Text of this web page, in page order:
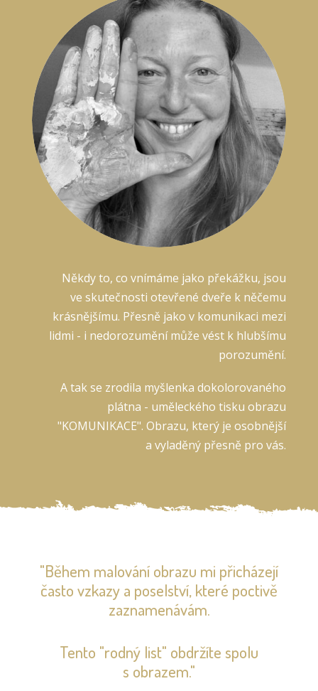
Někdy to, co vnímáme jako překážku, jsou
ve skutečnosti otevřené dveře k něčemu
krásnějšímu. Přesně jako v komunikaci mezi
lidmi - i nedorozumění může vést k hlubšímu
porozumění.
A tak se zrodila myšlenka dokolorovaného
plátna - uměleckého tisku obrazu
"KOMUNIKACE". Obrazu, který je osobnější
a vyladěný přesně pro vás.
"Během malování obrazu mi přicházejí
často vzkazy a poselství, které poctivě
zaznamenávám.
Tento "rodný list" obdržíte spolu
s obrazem."